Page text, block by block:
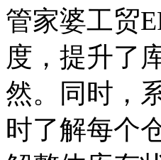
管家婆工贸
度，提升了
然。同时，
时了解每个